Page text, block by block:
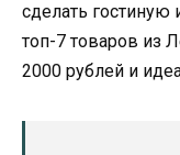
сделать гостиную
топ-7 товаров из
2000 рублей и